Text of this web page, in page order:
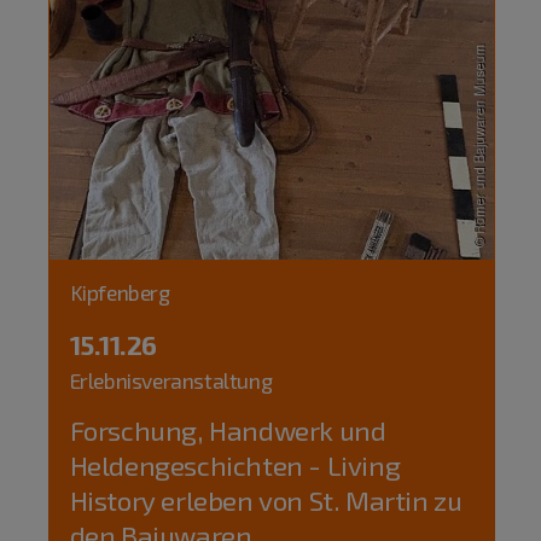
Kipfenberg
15.11.26
Erlebnisveranstaltung
Forschung, Handwerk und
Heldengeschichten - Living
History erleben von St. Martin zu